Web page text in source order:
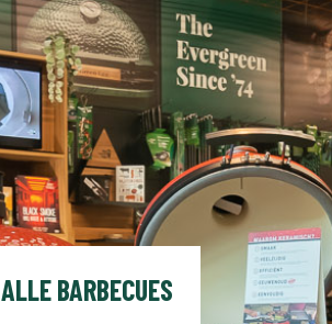
ALLE BARBECUES